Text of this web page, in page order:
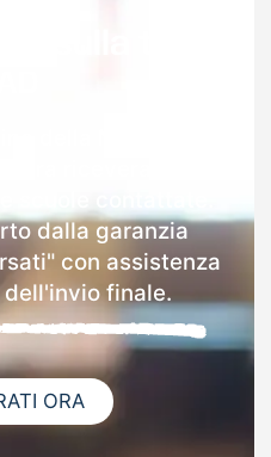
dalla garanzia
con assistenza
finale.
ORA